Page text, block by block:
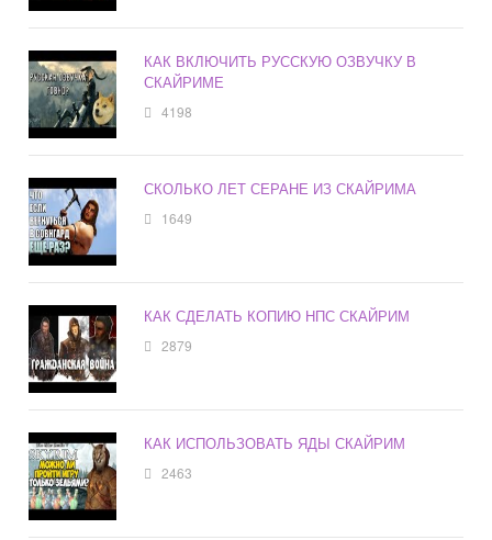
КАК ВКЛЮЧИТЬ РУССКУЮ ОЗВУЧКУ В
СКАЙРИМЕ
4198
СКОЛЬКО ЛЕТ СЕРАНЕ ИЗ СКАЙРИМА
1649
КАК СДЕЛАТЬ КОПИЮ НПС СКАЙРИМ
2879
КАК ИСПОЛЬЗОВАТЬ ЯДЫ СКАЙРИМ
2463